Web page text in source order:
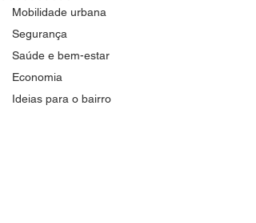
Mobilidade urbana
Segurança
Saúde e bem-estar
Economia
Ideias para o bairro